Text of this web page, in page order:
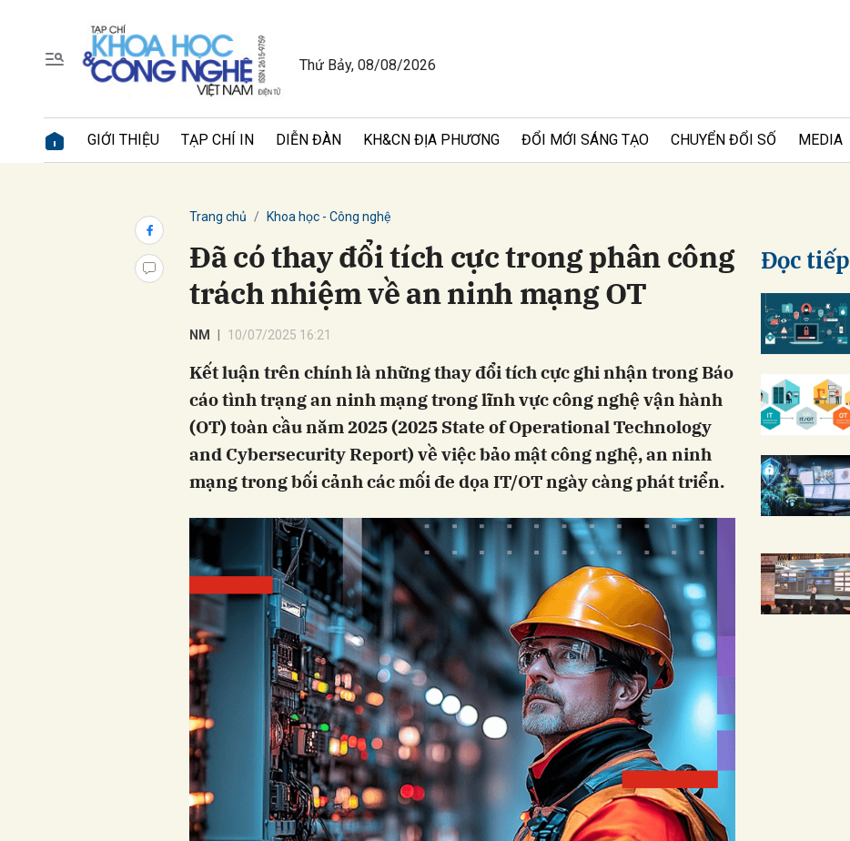
Thứ Bảy, 08/08/2026
GIỚI THIỆU TẠP CHÍ IN DIỄN ĐÀN KH&CN ĐỊA PHƯƠNG ĐỔI MỚI SÁNG TẠO CHUYỂN ĐỔI SỐ MEDIA
Trang chủ Khoa học - Công nghệ
Đã có thay đổi tích cực trong phân công
trách nhiệm về an ninh mạng OT
NM 10/07/2025 16:21
Kết luận trên chính là những thay đổi tích cực ghi nhận trong Báo
cáo tình trạng an ninh mạng trong lĩnh vực công nghệ vận hành
(OT) toàn cầu năm 2025 (2025 State of Operational Technology
and Cybersecurity Report) về việc bảo mật công nghệ, an ninh
mạng trong bối cảnh các mối đe dọa IT/OT ngày càng phát triển.
Đọc tiếp
Gửi